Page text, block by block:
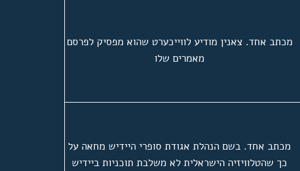
מכתב אחד. צאנין מודיע לווייכערט שהוא מפסיק לפרסם
מאמרים שלו
מכתב אחד. בשם הנהלת אגודת סופרי היידיש מחאה על
כך שהטלוויזיה הישראלית לא משלבת תוכניות ביידיש